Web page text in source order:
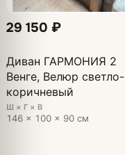
29 150 ₽
Диван ГАРМОНИЯ 2
Венге, Велюр светло-
коричневый
Ш × Г × В
146 × 100 × 90 см